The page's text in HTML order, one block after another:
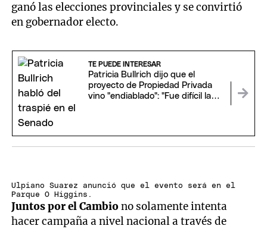
ganó las elecciones provinciales y se convirtió
en gobernador electo.
TE PUEDE INTERESAR
Patricia Bullrich dijo que el
proyecto de Propiedad Privada
vino "endiablado": "Fue difícil la
Ulpiano Suarez anunció que el evento será en el
Parque O´Higgins.
Juntos por el Cambiono solamente intenta
hacer campaña a nivel nacional a través de